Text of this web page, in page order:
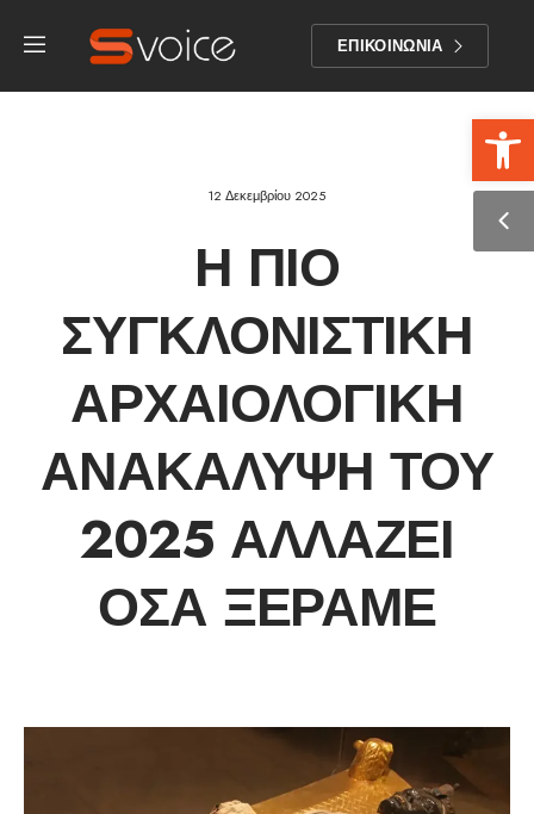
ΕΠΙΚΟΙΝΩΝΙΑ
12 Δεκεμβρίου 2025
Η ΠΙΟ
ΣΥΓΚΛΟΝΙΣΤΙΚΉ
ΑΡΧΑΙΟΛΟΓΙΚΉ
ΑΝΑΚΆΛΥΨΗ ΤΟΥ
2025 ΑΛΛΆΖΕΙ
ΌΣΑ ΞΈΡΑΜΕ